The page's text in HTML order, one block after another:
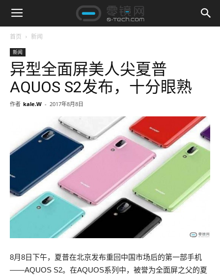
首页 新闻
新闻
异型全面屏美人尖夏普
AQUOS S2发布，十分眼熟
作者 kale.W - 2017年8月8日
8月8日下午，夏普在北京发布重回中国市场后的第一部手机
——AQUOS S2。在AQUOS系列中，被誉为全面屏之父的夏